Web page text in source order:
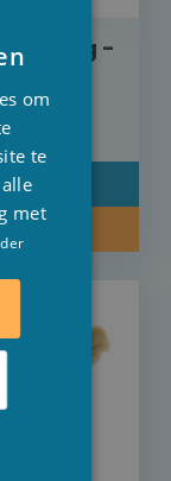
Honing -
ENGLISH
om
te
met